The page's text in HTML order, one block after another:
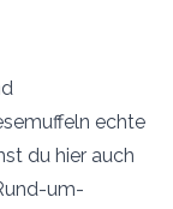
echte
du hier auch
um-